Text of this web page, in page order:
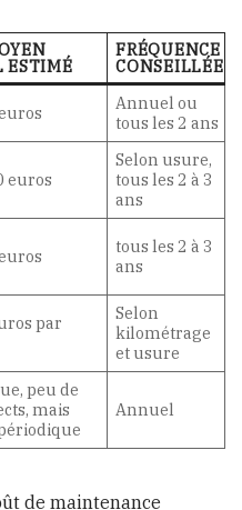
ESTIMÉ
FRÉQUENCE
CONSEILLÉE
Annuel ou
tous les 2 ans
euros
Selon usure,
tous les 2 à 3
ans
tous les 2 à 3
ans
par
Selon
kilométrage
et usure
peu de
mais
Annuel
de maintenance